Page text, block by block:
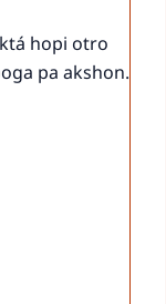
mes si
ta,
hopi otro
pa akshon.